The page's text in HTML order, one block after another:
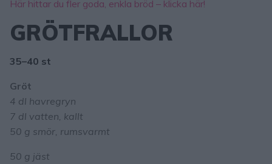
Här hittar du fler goda, enkla bröd – klicka här!
GRÖTFRALLOR
35–40 st
Gröt
4 dl havregryn
7 dl vatten, kallt
50 g smör, rumsvarmt
50 g jäst